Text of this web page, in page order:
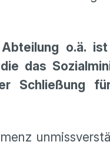
o.ä.
das
Schließung